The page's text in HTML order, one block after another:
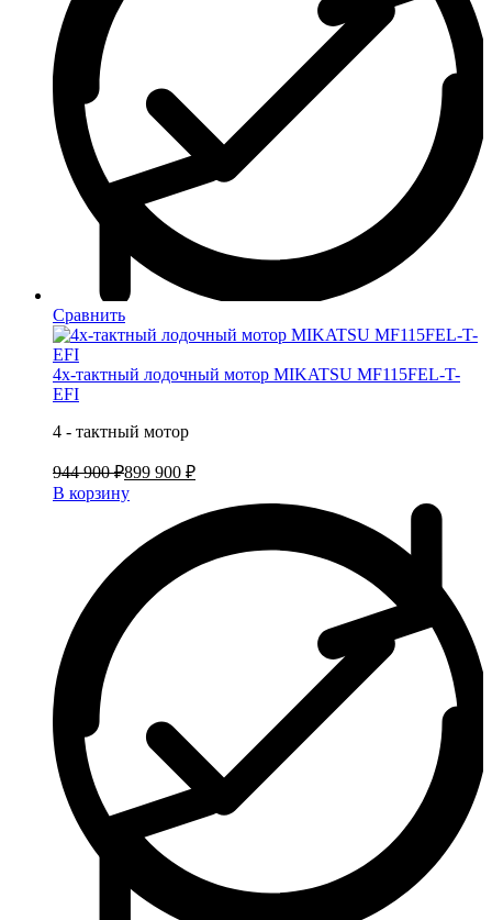
Сравнить
4х-тактный лодочный мотор MIKATSU MF115FEL-T-
EFI
4 - тактный мотор
944 900 ₽899 900 ₽
В корзину